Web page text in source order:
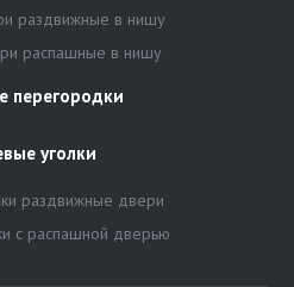
раздвижные в нишу
распашные в нишу
перегородки
уголки
раздвижные двери
с распашной дверью